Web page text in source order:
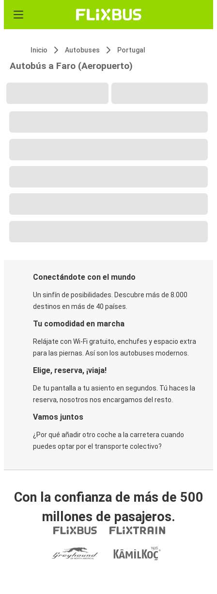
Inicio Autobuses Portugal
Autobús a Faro (Aeropuerto)
Conectándote con el mundo
Un sinfín de posibilidades. Descubre más de 8.000
destinos en más de 40 países.
Tu comodidad en marcha
Relájate con Wi-Fi gratuito, enchufes y espacio extra
para las piernas. Así son los autobuses modernos.
Elige, reserva, ¡viaja!
De tu pantalla a tu asiento en segundos. Tú haces la
reserva, nosotros nos encargamos del resto.
Vamos juntos
¿Por qué añadir otro coche a la carretera cuando
puedes optar por el transporte colectivo?
Con la confianza de más de 500
millones de pasajeros.